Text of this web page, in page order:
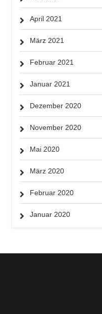
April 2021
März 2021
Februar 2021
Januar 2021
Dezember 2020
November 2020
Mai 2020
März 2020
Februar 2020
Januar 2020